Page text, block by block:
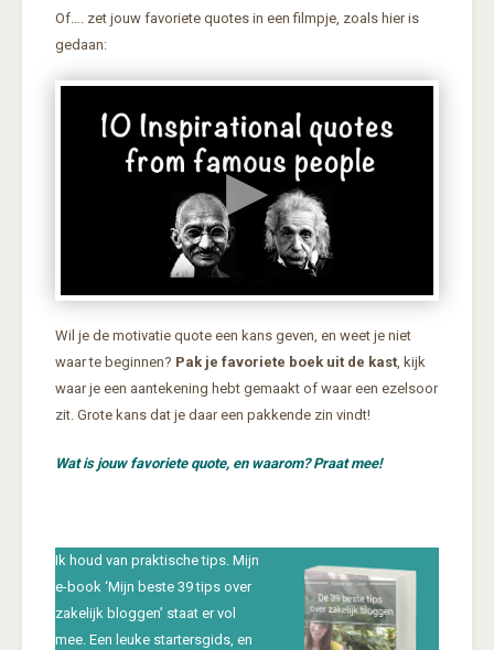
Of…. zet jouw favoriete quotes in een filmpje, zoals hier is
gedaan:
Wil je de motivatie quote een kans geven, en weet je niet
waar te beginnen? Pak je favoriete boek uit de kast, kijk
waar je een aantekening hebt gemaakt of waar een ezelsoor
zit. Grote kans dat je daar een pakkende zin vindt!
Wat is jouw favoriete quote, en waarom? Praat mee!
Ik houd van praktische tips. Mijn
e-book ‘Mijn beste 39 tips over
zakelijk bloggen’ staat er vol
mee. Een leuke startersgids, en